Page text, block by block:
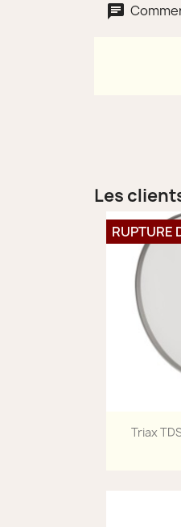
Les

Triax
RUPTURE